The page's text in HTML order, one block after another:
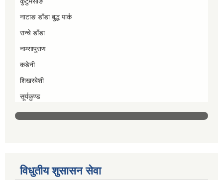
नाटाङ डाँडा बुद्ध पार्क
रान्चे डाँडा
नाम्सापुराण
कडेनी
शिखरबेशी
सूर्यकुण्ड
विधुतीय शुसासन सेवा